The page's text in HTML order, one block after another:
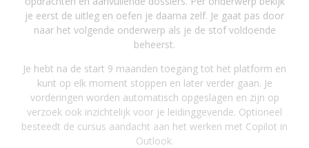
je eerst de uitleg en oefen je daarna zelf. Je gaat pas door
naar het volgende onderwerp als je de stof voldoende
beheerst.
Je hebt na de start 9 maanden toegang tot het platform en
kunt op elk moment stoppen en later verder gaan. Je
vorderingen worden automatisch opgeslagen en zijn op
verzoek ook inzichtelijk voor je leidinggevende. Optioneel
besteedt de cursus aandacht aan het werken met Copilot in
Outlook.